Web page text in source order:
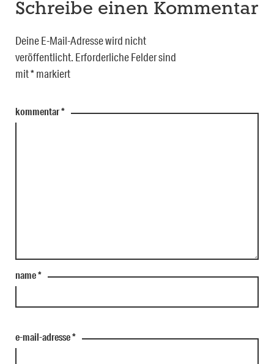
Schreibe einen Kommentar
Deine E-Mail-Adresse wird nicht
veröffentlicht. Erforderliche Felder sind
mit*markiert
kommentar*
name*
e-mail-adresse*